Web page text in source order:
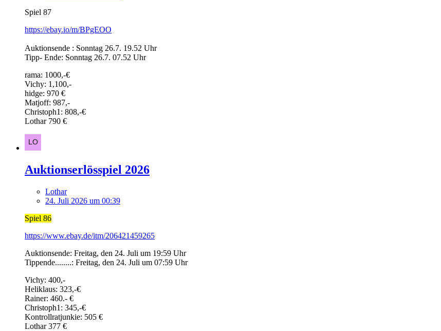
Spiel 87
https://ebay.io/m/BPgEOO
Auktionsende : Sonntag 26.7. 19.52 Uhr
Tipp- Ende: Sonntag 26.7. 07.52 Uhr
rama: 1000,-€
Vichy: 1,100,-
hidge: 970 €
Matjoff: 987,-
Christoph1: 808,-€
Lothar 790 €
Auktionserlösspiel 2026
Lothar
24. Juli 2026 um 00:39
Spiel 86
https://www.ebay.de/itm/206421459265
Auktionsende: Freitag, den 24. Juli um 19:59 Uhr
Tippende........: Freitag, den 24. Juli um 07:59 Uhr
Vichy: 400,-
Heliklaus: 323,-€
Rainer: 460.- €
Christoph1: 345,-€
Kontrollratjunkie: 505 €
Lothar 377 €